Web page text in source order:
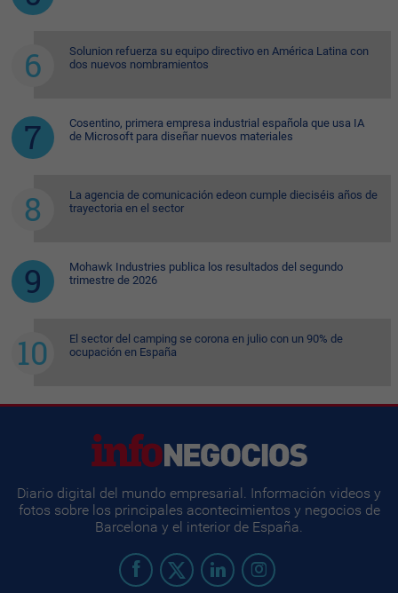
Solunion refuerza su equipo directivo en América Latina con
dos nuevos nombramientos
Cosentino, primera empresa industrial española que usa IA
de Microsoft para diseñar nuevos materiales
La agencia de comunicación edeon cumple dieciséis años de
trayectoria en el sector
Mohawk Industries publica los resultados del segundo
trimestre de 2026
El sector del camping se corona en julio con un 90% de
ocupación en España
Diario digital del mundo empresarial. Información videos y
fotos sobre los principales acontecimientos y negocios de
Barcelona y el interior de España.